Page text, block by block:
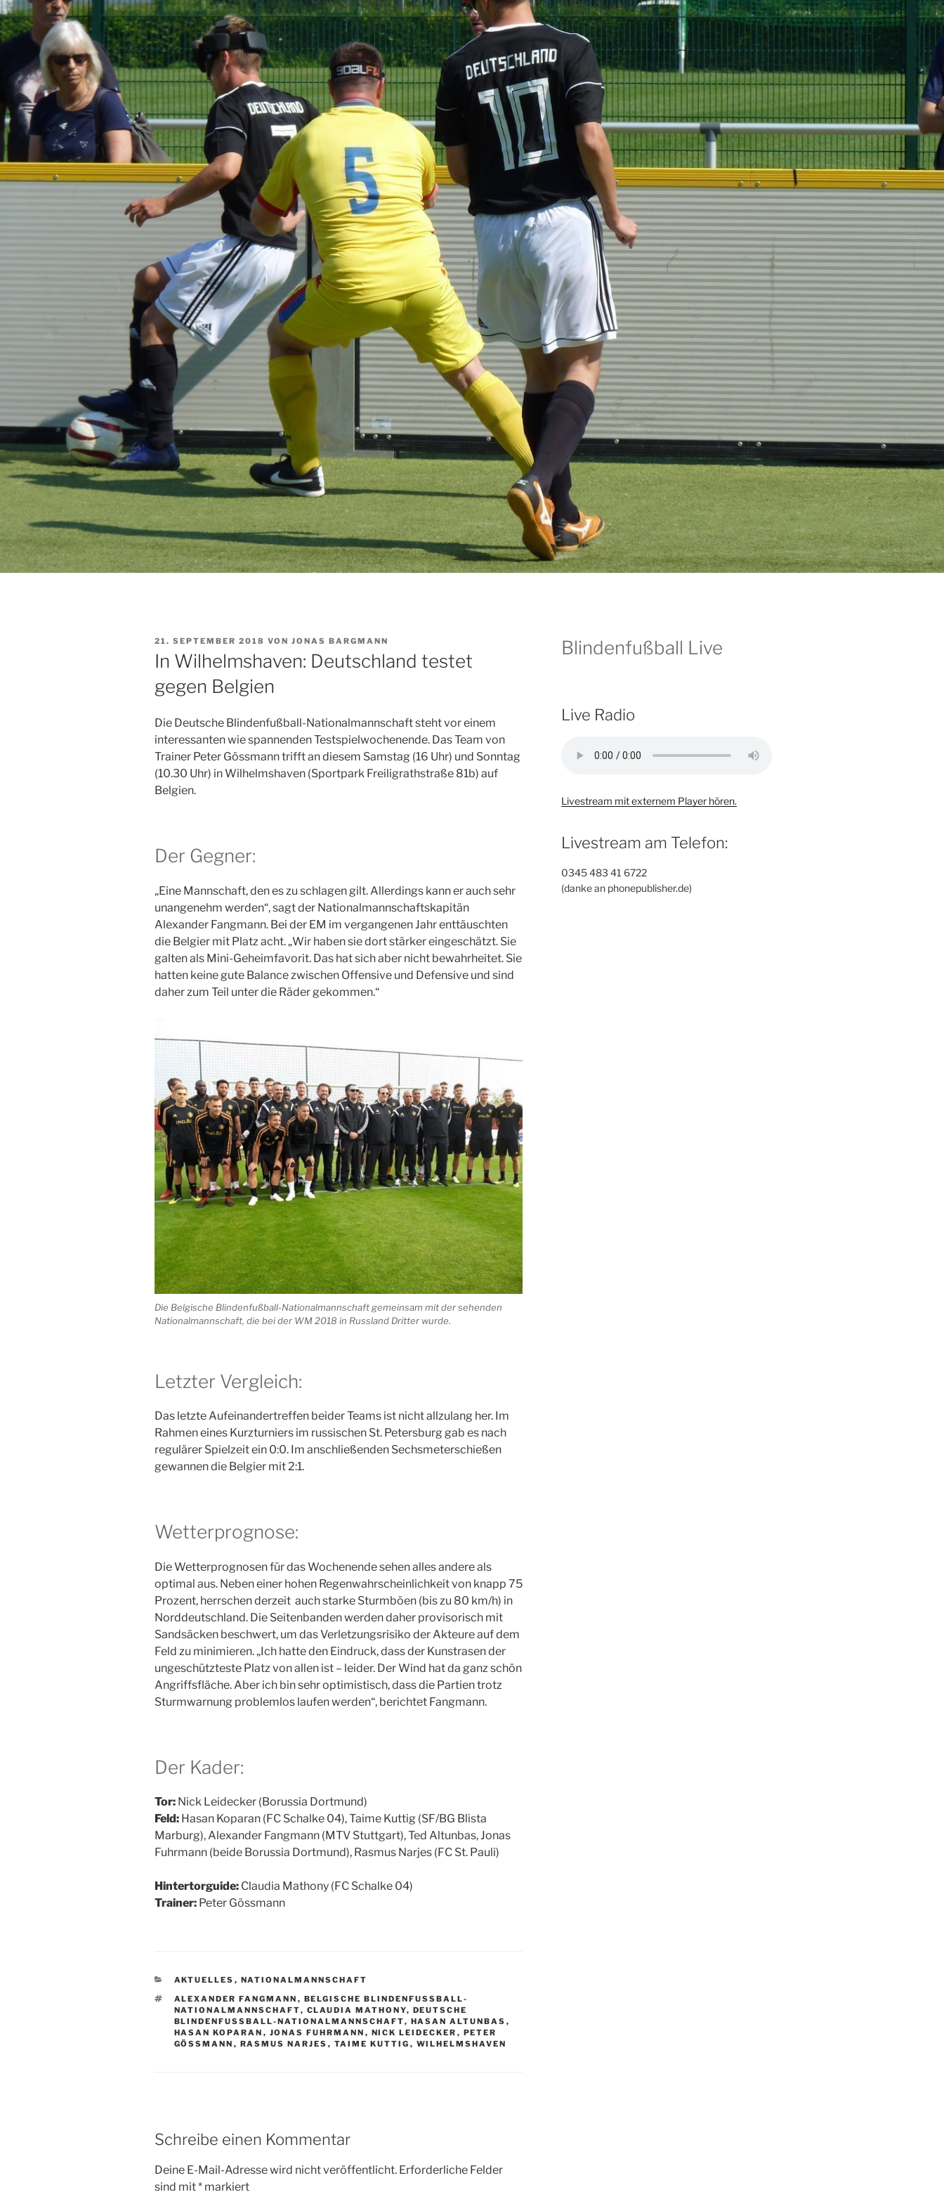
VERÖFFENTLICHT
AM
21. SEPTEMBER 2018 VON JONAS BARGMANN
In Wilhelmshaven: Deutschland testet
gegen Belgien
Die Deutsche Blindenfußball-Nationalmannschaft steht vor einem
interessanten wie spannenden Testspielwochenende. Das Team von
Trainer Peter Gössmann trifft an diesem Samstag (16 Uhr) und Sonntag
(10.30 Uhr) in Wilhelmshaven (Sportpark Freiligrathstraße 81b) auf
Belgien.
Der Gegner:
„Eine Mannschaft, den es zu schlagen gilt. Allerdings kann er auch sehr
unangenehm werden“, sagt der Nationalmannschaftskapitän
Alexander Fangmann. Bei der EM im vergangenen Jahr enttäuschten
die Belgier mit Platz acht. „Wir haben sie dort stärker eingeschätzt. Sie
galten als Mini-Geheimfavorit. Das hat sich aber nicht bewahrheitet. Sie
hatten keine gute Balance zwischen Offensive und Defensive und sind
daher zum Teil unter die Räder gekommen.“
Die Belgische Blindenfußball-Nationalmannschaft gemeinsam mit der sehenden
Nationalmannschaft, die bei der WM 2018 in Russland Dritter wurde.
Letzter Vergleich:
Das letzte Aufeinandertreffen beider Teams ist nicht allzulang her. Im
Rahmen eines Kurzturniers im russischen St. Petersburg gab es nach
regulärer Spielzeit ein 0:0. Im anschließenden Sechsmeterschießen
gewannen die Belgier mit 2:1.
Wetterprognose:
Die Wetterprognosen für das Wochenende sehen alles andere als
optimal aus. Neben einer hohen Regenwahrscheinlichkeit von knapp 75
Prozent, herrschen derzeit auch starke Sturmböen (bis zu 80 km/h) in
Norddeutschland. Die Seitenbanden werden daher provisorisch mit
Sandsäcken beschwert, um das Verletzungsrisiko der Akteure auf dem
Feld zu minimieren. „Ich hatte den Eindruck, dass der Kunstrasen der
ungeschützteste Platz von allen ist – leider. Der Wind hat da ganz schön
Angriffsfläche. Aber ich bin sehr optimistisch, dass die Partien trotz
Sturmwarnung problemlos laufen werden“, berichtet Fangmann.
Der Kader:
Tor: Nick Leidecker (Borussia Dortmund)
Feld: Hasan Koparan (FC Schalke 04), Taime Kuttig (SF/BG Blista
Marburg), Alexander Fangmann (MTV Stuttgart), Ted Altunbas, Jonas
Fuhrmann (beide Borussia Dortmund), Rasmus Narjes (FC St. Pauli)
Hintertorguide: Claudia Mathony (FC Schalke 04)
Trainer: Peter Gössmann
KATEGORIEN
AKTUELLES , NATIONALMANNSCHAFT
SCHLAGWÖRTER
ALEXANDER FANGMANN , BELGISCHE BLINDENFUSSBALL-N
ATIONALMANNSCHAFT
, CLAUDIA MATHONY, DEUTSCHE
BLINDENFUSSBALL-NATIONALMANNSCHAFT
, HASAN ALTUNBAS ,
HASAN KOPARAN , JONAS FUHRMANN , NICK LEIDECKER , PETER
GÖSSMANN , RASMUS NARJES , TAIME KUTTIG , WILHELMSHAVEN
Schreibe einen Kommentar
Deine E-Mail-Adresse wird nicht veröffentlicht. Erforderliche Felder
sind mit* markiert
Blindenfußball Live
Live Radio
Livestream mit externem Player hören.
Livestream am Telefon:
0345 483 41 6722
(danke an phonepublisher.de)